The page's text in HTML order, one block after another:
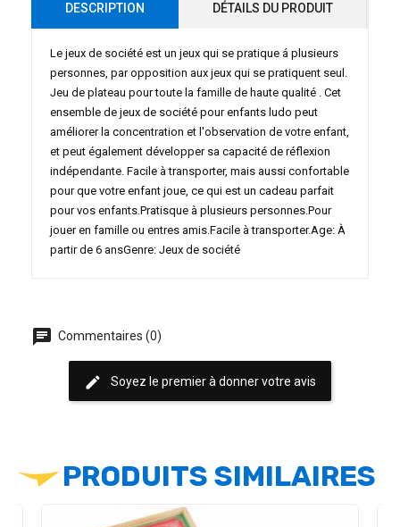
DESCRIPTION DÉTAILS DU PRODUIT
Le jeux de société est un jeux qui se pratique á plusieurs
personnes, par opposition aux jeux qui se pratiquent seul.
Jeu de plateau pour toute la famille de haute qualité . Cet
ensemble de jeux de société pour enfants ludo peut
améliorer la concentration et l'observation de votre enfant,
et peut également développer sa capacité de réflexion
indépendante. Facile à transporter, mais aussi confortable
pour que votre enfant joue, ce qui est un cadeau parfait
pour vos enfants.Pratisque à plusieurs personnes.Pour
jouer en famille ou entres amis.Facile à transporter.Age: À
partir de 6 ansGenre: Jeux de société
chat Commentaires (0)
edit Soyez le premier à donner votre avis
PRODUITS SIMILAIRES